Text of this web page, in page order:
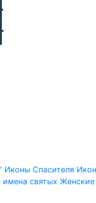
Иконы Спасителя
имена святыхЖенские